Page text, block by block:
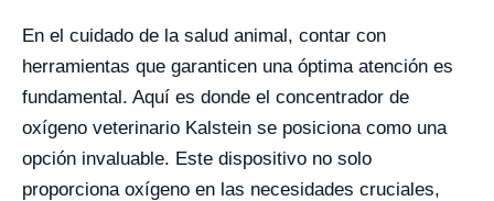
En el cuidado de la salud animal, contar con
herramientas que garanticen una óptima atención es
fundamental. Aquí es donde el concentrador de
oxígeno veterinario Kalstein se posiciona como una
opción invaluable. Este dispositivo no solo
proporciona oxígeno en las necesidades cruciales,